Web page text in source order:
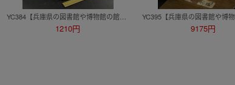
1210円 9175円